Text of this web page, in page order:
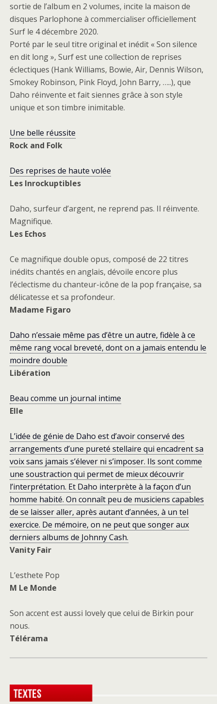
sortie de l’album en 2 volumes, incite la maison de
disques Parlophone à commercialiser officiellement
Surf le 4 décembre 2020.
Porté par le seul titre original et inédit « Son silence
en dit long », Surf est une collection de reprises
éclectiques (Hank Williams, Bowie, Air, Dennis Wilson,
Smokey Robinson, Pink Floyd, John Barry, …..), que
Daho réinvente et fait siennes grâce à son style
unique et son timbre inimitable.
Une belle réussite
Rock and Folk
Des reprises de haute volée
Les Inrockuptibles
Daho, surfeur d’argent, ne reprend pas. Il réinvente.
Magnifique.
Les Echos
Ce magnifique double opus, composé de 22 titres
inédits chantés en anglais, dévoile encore plus
l’éclectisme du chanteur-icône de la pop française, sa
délicatesse et sa profondeur.
Madame Figaro
Daho n’essaie même pas d’être un autre, fidèle à ce
même rang vocal breveté, dont on a jamais entendu le
moindre double
Libération
Beau comme un journal intime
Elle
L’idée de génie de Daho est d’avoir conservé des
arrangements d’une pureté stellaire qui encadrent sa
voix sans jamais s’élever ni s’imposer. Ils sont comme
une soustraction qui permet de mieux découvrir
l’interprétation. Et Daho interprète à la façon d’un
homme habité. On connaît peu de musiciens capables
de se laisser aller, après autant d’années, à un tel
exercice. De mémoire, on ne peut que songer aux
derniers albums de Johnny Cash.
Vanity Fair
L’esthete Pop
M Le Monde
Son accent est aussi lovely que celui de Birkin pour
nous.
Télérama